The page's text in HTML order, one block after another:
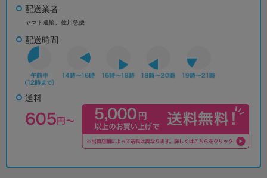
配送業者
ヤマト運輸、佐川急便
配送時間
送料